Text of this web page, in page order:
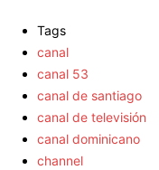
Tags
canal
canal 53
canal de santiago
canal de televisión
canal dominicano
channel